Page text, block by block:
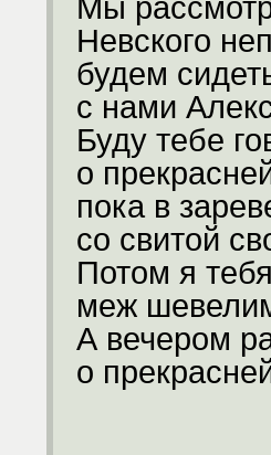
Мы
Невского
будем
с нами
Буду тебе
о
пока в
со свитой
Потом я
меж
А вечером
о